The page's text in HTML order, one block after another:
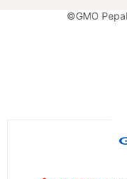
©GMO